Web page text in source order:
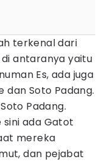
terkenal dari
antaranya yaitu
Es, ada juga
dan Soto Padang.
Padang.
ada Gatot
mereka
dan pejabat